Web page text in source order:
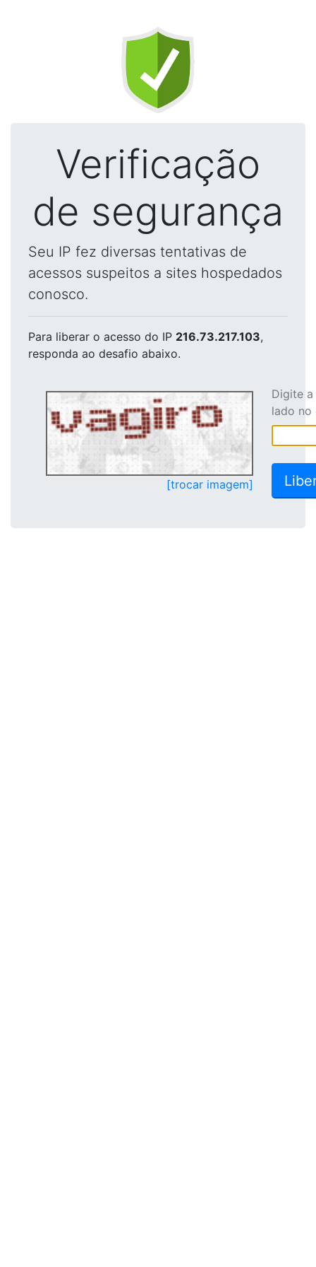
Verificação
de segurança
Seu IP fez diversas tentativas de
acessos suspeitos a sites hospedados
conosco.
Para liberar o acesso do IP 216.73.217.103,
responda ao desafio abaixo.
[trocar imagem]
Digite
lado no